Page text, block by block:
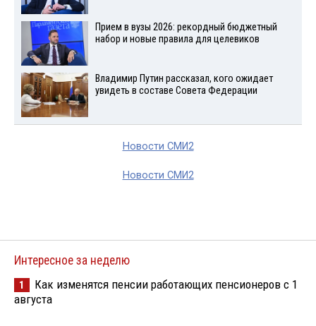
Прием в вузы 2026: рекордный бюджетный
набор и новые правила для целевиков
Владимир Путин рассказал, кого ожидает
увидеть в составе Совета Федерации
Новости СМИ2
Новости СМИ2
Интересное за неделю
1
Как изменятся пенсии работающих пенсионеров с 1
августа